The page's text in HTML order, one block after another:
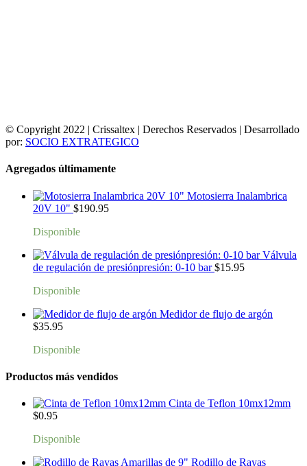
© Copyright 2022 | Crissaltex | Derechos Reservados | Desarrollado
por: SOCIO EXTRATEGICO
Agregados últimamente
Motosierra Inalambrica
20V 10" $190.95
Disponible
Válvula
de regulación de presiónpresión: 0-10 bar $15.95
Disponible
Medidor de flujo de argón
$35.95
Disponible
Productos más vendidos
Cinta de Teflon 10mx12mm
$0.95
Disponible
Rodillo de Rayas